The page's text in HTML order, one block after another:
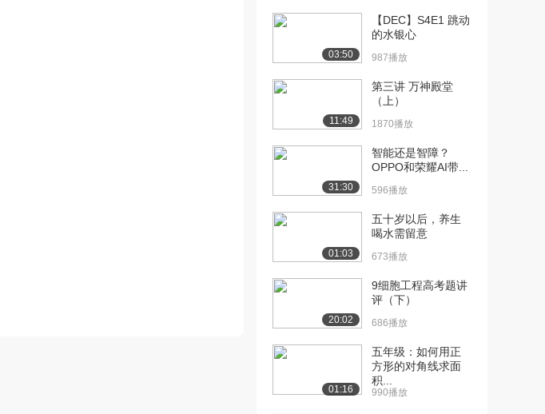
[10] 第10集《拒绝网络谣
00:35
[11] 第11集《男女平等 反
00:35
[12] 第12集《公民权利 人
00:35
[13] 第13集《公正执法 不
00:35
[14] 第14集《法律力量大
00:35
[15] 第15集《善用法律 保
00:35
03:50
【DEC】S4E1 跳动
的水银心
987播放
11:49
第三讲 万神殿堂
（上）
1870播放
31:30
智能还是智障？
OPPO和荣耀AI带...
596播放
01:03
五十岁以后，养生
喝水需留意
673播放
20:02
9细胞工程高考题讲
评（下）
686播放
01:16
五年级：如何用正
方形的对角线求面
积...
990播放